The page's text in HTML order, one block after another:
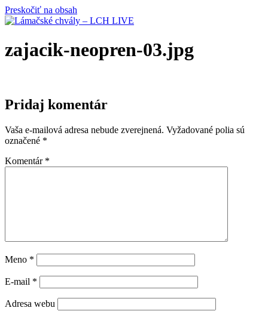
Preskočiť na obsah
zajacik-neopren-03.jpg
Pridaj komentár
Vaša e-mailová adresa nebude zverejnená. Vyžadované polia sú
označené *
Komentár *
Meno *
E-mail *
Adresa webu